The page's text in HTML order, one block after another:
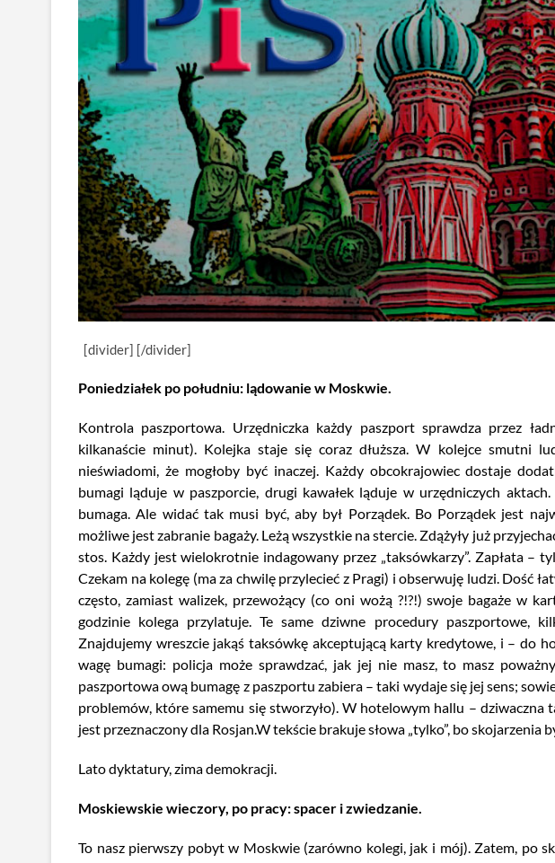
[divider] [/divider]
Poniedziałek po południu: lądowanie w Moskwie.
Kontrola paszportowa. Urzędniczka każdy paszport sprawdza przez
kilkanaście minut). Kolejka staje się coraz dłuższa. W kolejce smutni
nieświadomi, że mogłoby być inaczej. Każdy obcokrajowiec dostaje
bumagi ląduje w paszporcie, drugi kawałek ląduje w urzędniczych
bumaga. Ale widać tak musi być, aby był Porządek. Bo Porządek jest
możliwe jest zabranie bagaży. Leżą wszystkie na stercie. Zdążyły już
stos. Każdy jest wielokrotnie indagowany przez „taksówkarzy”. Zapłata –
Czekam na kolegę (ma za chwilę przylecieć z Pragi) i obserwuję ludzi. Dość
często, zamiast walizek, przewożący (co oni wożą ?!?!) swoje bagaże w
godzinie kolega przylatuje. Te same dziwne procedury paszportowe,
Znajdujemy wreszcie jakąś taksówkę akceptującą karty kredytowe, i – do
wagę bumagi: policja może sprawdzać, jak jej nie masz, to masz
paszportowa ową bumagę z paszportu zabiera – taki wydaje się jej sens;
problemów, które samemu się stworzyło). W hotelowym hallu – dziwaczna
jest przeznaczony dla Rosjan.W tekście brakuje słowa „tylko”, bo skojarzenia
Lato dyktatury, zima demokracji.
Moskiewskie wieczory, po pracy: spacer i zwiedzanie.
To nasz pierwszy pobyt w Moskwie (zarówno kolegi, jak i mój). Zatem, po